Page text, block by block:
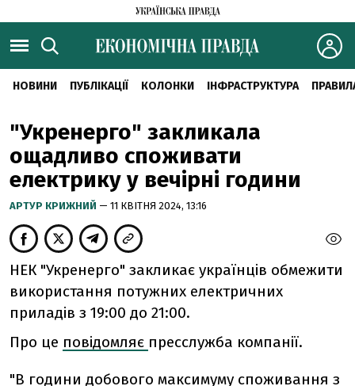
НОВИНИ ПУБЛІКАЦІЇ КОЛОНКИ ІНФРАСТРУКТУРА
"Укренерго" закликала
ощадливо споживати
електрику у вечірні години
АРТУР КРИЖНИЙ — 11 КВІТНЯ 2024, 13:16
НЕК "Укренерго" закликає українців обмежити
використання потужних електричних
приладів з 19:00 до 21:00.
Про це повідомляє пресслужба компанії.
"В години добового максимуму споживання з